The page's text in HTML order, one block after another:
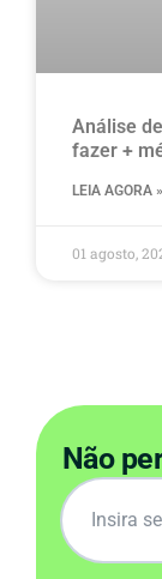
Análise
fazer +
LEIA AGORA »
01 agosto,
Não